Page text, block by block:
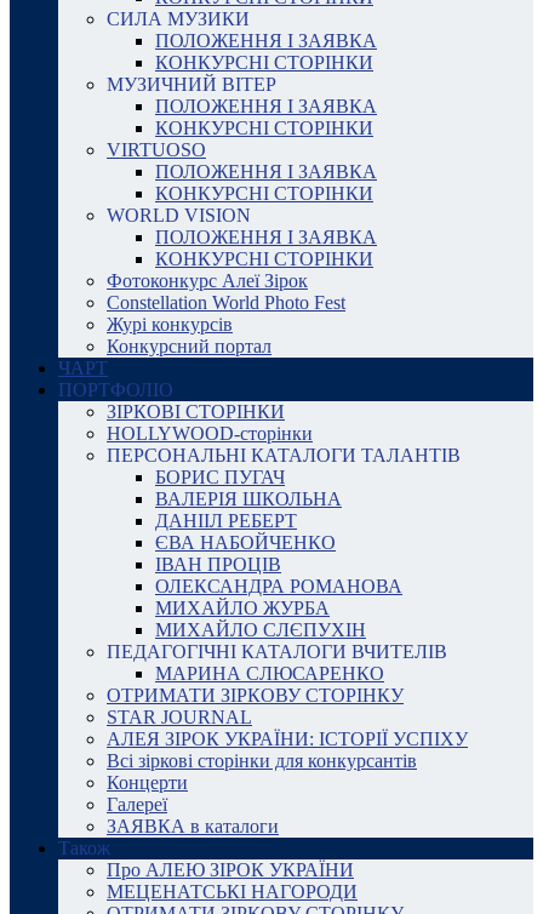
СИЛА МУЗИКИ
ПОЛОЖЕННЯ І ЗАЯВКА
КОНКУРСНІ СТОРІНКИ
МУЗИЧНИЙ ВІТЕР
ПОЛОЖЕННЯ І ЗАЯВКА
КОНКУРСНІ СТОРІНКИ
VIRTUOSO
ПОЛОЖЕННЯ І ЗАЯВКА
КОНКУРСНІ СТОРІНКИ
WORLD VISION
ПОЛОЖЕННЯ І ЗАЯВКА
КОНКУРСНІ СТОРІНКИ
Фотоконкурс Алеї Зірок
Constellation World Photo Fest
Журі конкурсів
Конкурсний портал
ЧАРТ
ПОРТФОЛІО
ЗІРКОВІ СТОРІНКИ
HOLLYWOOD-сторінки
ПЕРСОНАЛЬНІ КАТАЛОГИ ТАЛАНТІВ
БОРИС ПУГАЧ
ВАЛЕРІЯ ШКОЛЬНА
ДАНІІЛ РЕБЕРТ
ЄВА НАБОЙЧЕНКО
ІВАН ПРОЦІВ
ОЛЕКСАНДРА РОМАНОВА
МИХАЙЛО ЖУРБА
МИХАЙЛО СЛЄПУХІН
ПЕДАГОГІЧНІ КАТАЛОГИ ВЧИТЕЛІВ
МАРИНА СЛЮСАРЕНКО
ОТРИМАТИ ЗІРКОВУ СТОРІНКУ
STAR JOURNAL
АЛЕЯ ЗІРОК УКРАЇНИ: ІСТОРІЇ УСПІХУ
Всі зіркові сторінки для конкурсантів
Концерти
Галереї
ЗАЯВКА в каталоги
Також
Про АЛЕЮ ЗІРОК УКРАЇНИ
МЕЦЕНАТСЬКІ НАГОРОДИ